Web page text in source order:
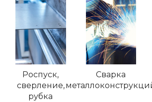
Роспуск,
сверление,
рубка
Сварка